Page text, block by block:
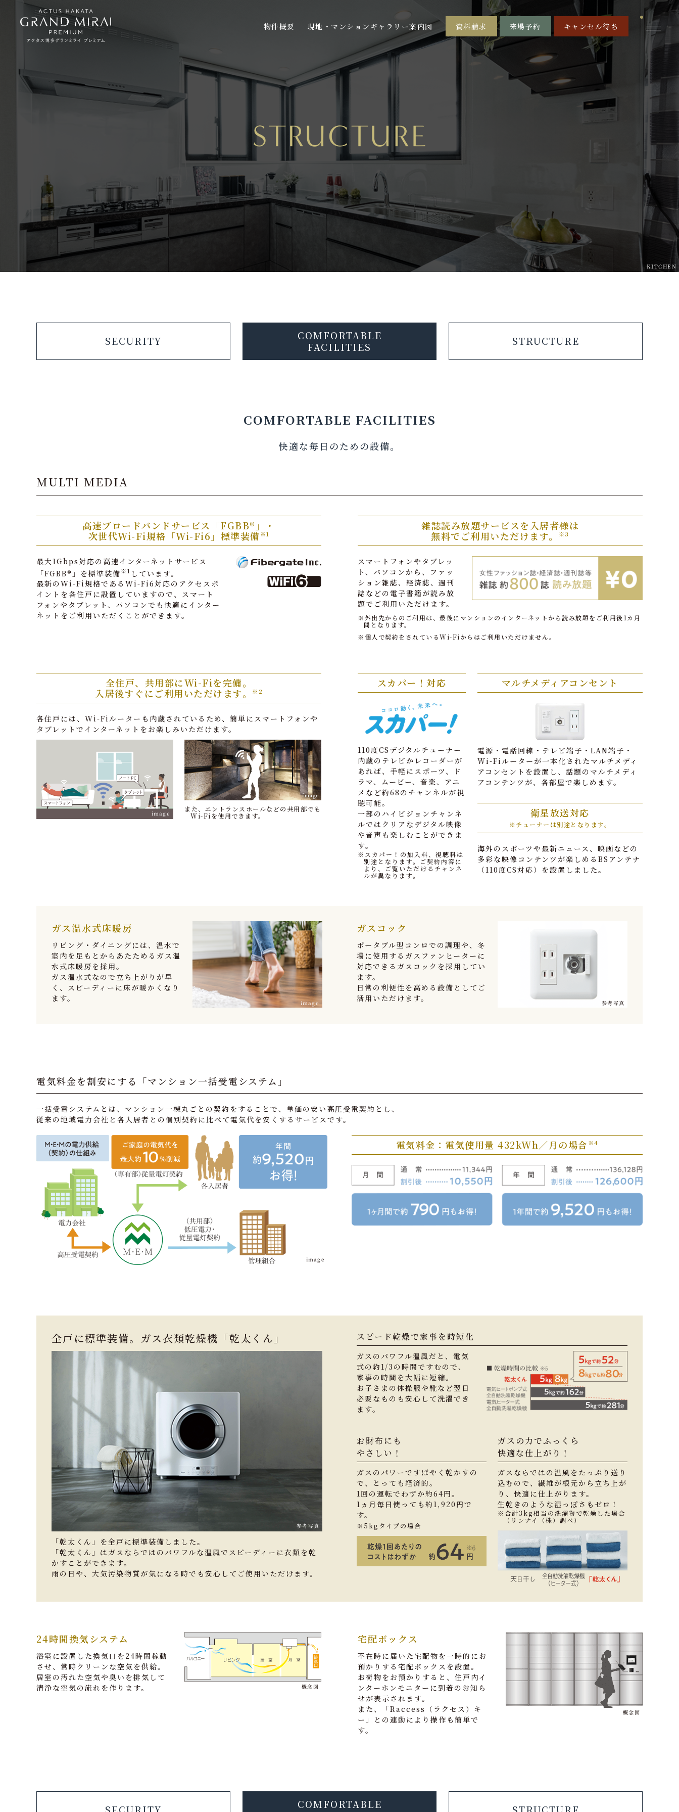
物件概要 現地・マンションギャラリー案内図 資料請求 来場予約 キャンセル待ち
KITCHEN
SECURITY
COMFORTABLE
FACILITIES
STRUCTURE
COMFORTABLE FACILITIES
快適な毎日のための設備。
MULTI MEDIA
高速ブロードバンドサービス「FGBB®」・
次世代Wi-Fi規格「Wi-Fi6」標準装備 ※1
最大1Gbps対応の高速インターネットサービス
「FGBB®」を標準装備※1 しています。
最新のWi-Fi規格であるWi-Fi6対応のアクセスポ
イントを各住戸に設置していますので、スマート
フォンやタブレット、パソコンでも快適にインター
ネットをご利用いただくことができます。
雑誌読み放題サービスを入居者様は
無料でご利用いただけます。
※3
スマートフォンやタブレッ
ト、パソコンから、ファッ
ション雑誌、経済誌、週刊
誌などの電子書籍が読み放
題でご利用いただけます。
※外出先からのご利用は、最後にマンションのインターネットから読み放題をご利用後1カ月
間となります。
※個人で契約をされているWi-Fiからはご利用いただけません。
全住戸、共用部にWi-Fiを完備。
入居後すぐにご利用いただけます。
※2
各住戸には、Wi-Fiルーターも内蔵されているため、簡単にスマートフォンや
タブレットでインターネットをお楽しみいただけます。
image
また、エントランスホールなどの共用部でも
Wi-Fiを使用できます。
スカパー！対応
110度CSデジタルチューナー
内蔵のテレビかレコーダーが
あれば、手軽にスポーツ、ド
ラマ、ムービー、音楽、アニ
メなど約68のチャンネルが視
聴可能。
一部のハイビジョンチャンネ
ルではクリアなデジタル映像
や音声も楽しむことができま
す。
※スカパー！の加入料、視聴料は
別途となります。ご契約内容に
より、ご覧いただけるチャンネ
ルが異なります。
マルチメディアコンセント
電源・電話回線・テレビ端子・LAN端子・
Wi-Fiルーターが一本化されたマルチメディ
アコンセントを設置し、話題のマルチメディ
アコンテンツが、各部屋で楽しめます。
衛星放送対応
※チューナーは別途となります。
海外のスポーツや最新ニュース、映画などの
多彩な映像コンテンツが楽しめるBSアンテナ
（110度CS対応）を設置しました。
ガス温水式床暖房
リビング・ダイニングには、温水で
室内を足もとからあたためるガス温
水式床暖房を採用。
ガス温水式なので立ち上がりが早
く、スピーディーに床が暖かくなり
ます。
image
ガスコック
ポータブル型コンロでの調理や、冬
場に使用するガスファンヒーターに
対応できるガスコックを採用してい
ます。
日常の利便性を高める設備としてご
活用いただけます。
参考写真
電気料金を割安にする 「マンション一括受電システム」
一括受電システムとは、マンション一棟丸ごとの契約をすることで、単価の安い高圧受電契約とし、
従来の地域電力会社と各入居者との個別契約に比べて電気代を安くするサービスです。
image
電気料金：電気使用量 432kWh／月の場合 ※4
全戸に標準装備。 ガス衣類乾燥機「乾太くん」
参考写真
「乾太くん」を全戸に標準装備しました。
「乾太くん」はガスならではのパワフルな温風でスピーディーに衣類を乾
かすことができます。
雨の日や、大気汚染物質が気になる時でも安心してご使用いただけます。
スピード乾燥で家事を時短化
ガスのパワフル温風だと、電気
式の約1/3の時間ですむので、
家事の時間を大幅に短縮。
お子さまの体操服や靴など翌日
必要なものも安心して洗濯でき
ます。
お財布にも
やさしい！
ガスのパワーですばやく乾かすの
で、とっても経済的。
1回の運転でわずか約64円。
1ヵ月毎日使っても約1,920円で
す。
※5kgタイプの場合
ガスの力でふっくら
快適な仕上がり！
ガスならではの温風をたっぷり送り
込むので、繊維が根元から立ち上が
り、快適に仕上がります。
生乾きのような湿っぽさもゼロ！
※合計3kg相当の洗濯物で乾燥した場合
（リンナイ（株）調べ）
24時間換気システム
浴室に設置した換気口を24時間稼動
させ、常時クリーンな空気を供給。
居室の汚れた空気や臭いを排気して
清浄な空気の流れを作ります。
概念図
宅配ボックス
不在時に届いた宅配物を一時的にお
預かりする宅配ボックスを設置。
お荷物をお預かりすると、住戸内イ
ンターホンモニターに到着のお知ら
せが表示されます。
また、「Raccess（ラクセス）キ
ー」との連動により操作も簡単で
す。
概念図
COMFORTABLE